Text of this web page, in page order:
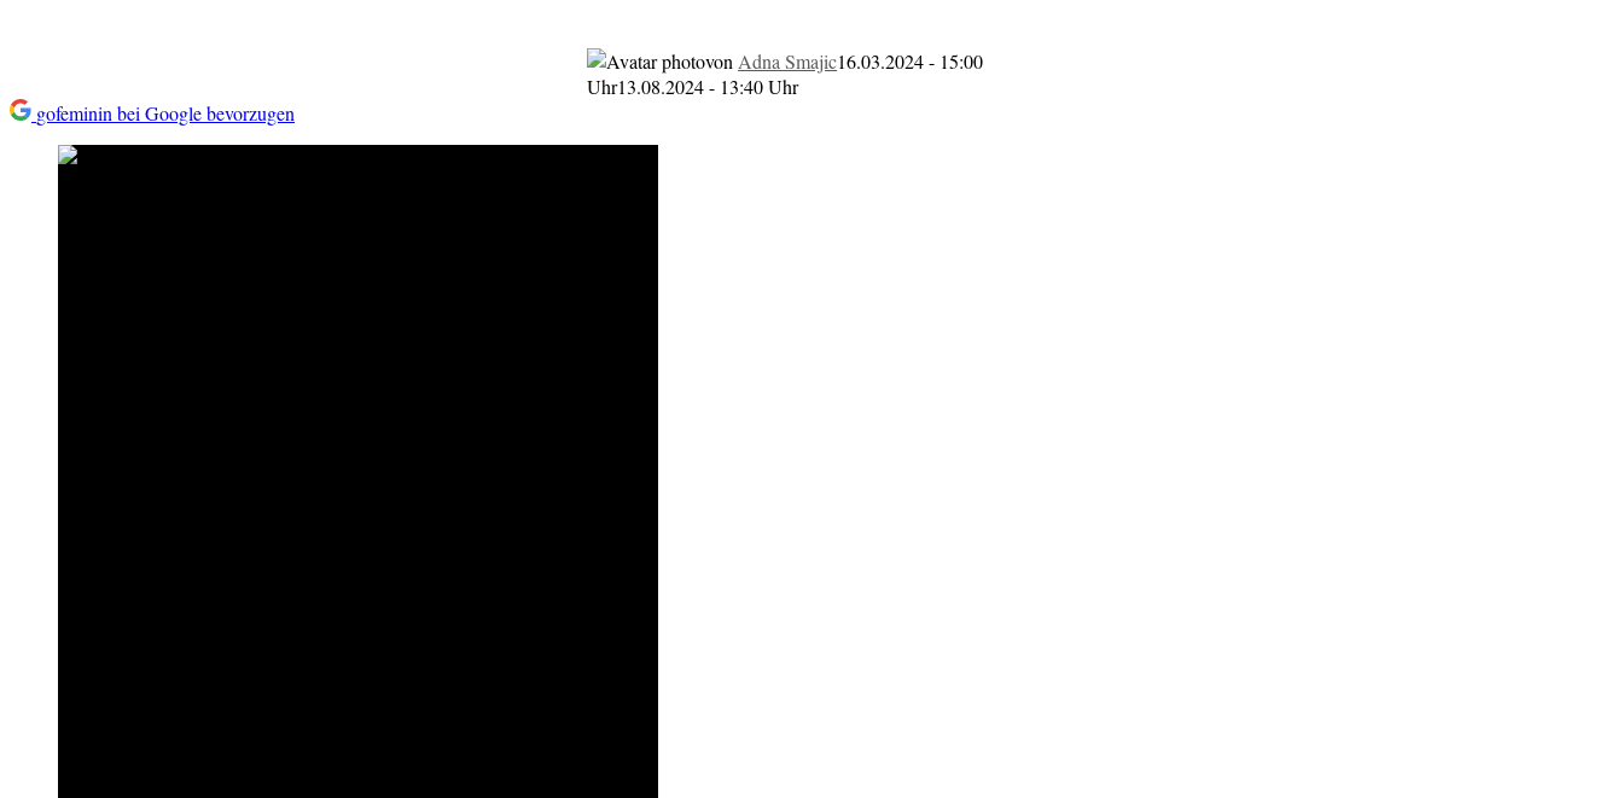
von Adna Smajic16.03.2024 - 15:00
Uhr13.08.2024 - 13:40 Uhr
gofeminin bei Google bevorzugen